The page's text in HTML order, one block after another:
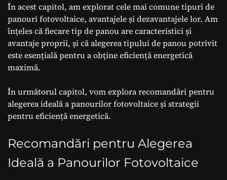
În acest capitol, am explorat cele mai comune tipuri de
panouri fotovoltaice, avantajele și dezavantajele lor. Am
înțeles că fiecare tip de panou are caracteristici și
avantaje proprii, și că alegerea tipului de panou potrivit
este esențială pentru a obține eficiență energetică
maximă.
În următorul capitol, vom explora recomandări pentru
alegerea ideală a panourilor fotovoltaice și strategii
pentru eficiență energetică.
Recomandări pentru Alegerea
Ideală a Panourilor Fotovoltaice